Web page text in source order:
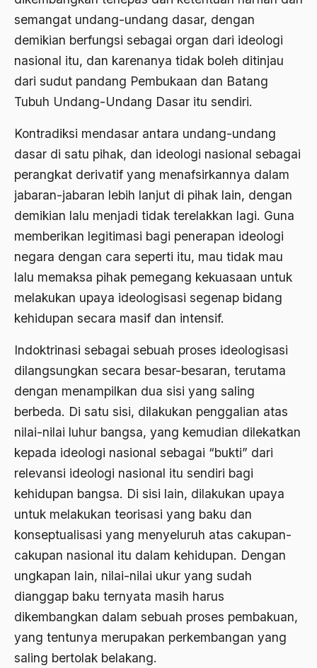
semangat undang-undang dasar, dengan
demikian berfungsi sebagai organ dari ideologi
nasional itu, dan karenanya tidak boleh ditinjau
dari sudut pandang Pembukaan dan Batang
Tubuh Undang-Undang Dasar itu sendiri.
Kontradiksi mendasar antara undang-undang
dasar di satu pihak, dan ideologi nasional sebagai
perangkat derivatif yang menafsirkannya dalam
jabaran-jabaran lebih lanjut di pihak lain, dengan
demikian lalu menjadi tidak terelakkan lagi. Guna
memberikan legitimasi bagi penerapan ideologi
negara dengan cara seperti itu, mau tidak mau
lalu memaksa pihak pemegang kekuasaan untuk
melakukan upaya ideologisasi segenap bidang
kehidupan secara masif dan intensif.
Indoktrinasi sebagai sebuah proses ideologisasi
dilangsungkan secara besar-besaran, terutama
dengan menampilkan dua sisi yang saling
berbeda. Di satu sisi, dilakukan penggalian atas
nilai-nilai luhur bangsa, yang kemudian dilekatkan
kepada ideologi nasional sebagai “bukti” dari
relevansi ideologi nasional itu sendiri bagi
kehidupan bangsa. Di sisi lain, dilakukan upaya
untuk melakukan teorisasi yang baku dan
konseptualisasi yang menyeluruh atas cakupan-
cakupan nasional itu dalam kehidupan. Dengan
ungkapan lain, nilai-nilai ukur yang sudah
dianggap baku ternyata masih harus
dikembangkan dalam sebuah proses pembakuan,
yang tentunya merupakan perkembangan yang
saling bertolak belakang.
BArisan Nasional
Barroness Cox
Batak
Batavia
BBM
Beethoven
Begin
Beijing
Belanakan
belanda
Belgia
Benazir Bhutto
bencana alam
benny moerdani
Benturan Antar Budaya
Beragama Secara Inklusif
Berdzikir
bersabar
Bersyukur
Betawi
BHairawa
Bhairawan